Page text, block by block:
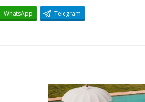
WhatsApp Telegram